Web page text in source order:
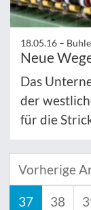
18.05.16 –
Neue
Das
der
für die
Vorherige
37 38